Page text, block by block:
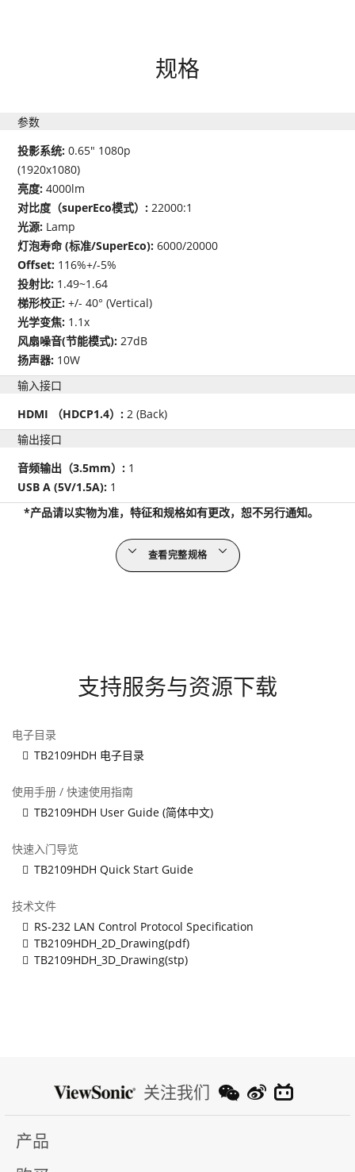
规格
参数
投影系统:0.65" 1080p
(1920x1080)
亮度:4000lm
对比度（superEco模式）:22000:1
光源: Lamp
灯泡寿命 (标准/SuperEco):6000/20000
Offset: 116%+/-5%
投射比: 1.49~1.64
梯形校正:+/- 40° (Vertical)
光学变焦: 1.1x
风扇噪音(节能模式):27dB
扬声器: 10W
输入接口
HDMI （HDCP1.4）:2 (Back)
输出接口
音频输出（3.5mm）: 1
USB A (5V/1.5A): 1
*产品请以实物为准，特征和规格如有更改，恕不另行通知。
查看完整规格
支持服务与资源下载
电子目录
TB2109HDH 电子目录
使用手册 / 快速使用指南
TB2109HDH User Guide (简体中文)
快速入门导览
TB2109HDH Quick Start Guide
技术文件
RS-232 LAN Control Protocol Specification
TB2109HDH_2D_Drawing(pdf)
TB2109HDH_3D_Drawing(stp)
关注我们
产品